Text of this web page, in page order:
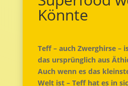
Könnte
Teff – auch Zwerghirse –
das ursprünglich aus
Auch wenn es das
Welt ist – Teff hat es in